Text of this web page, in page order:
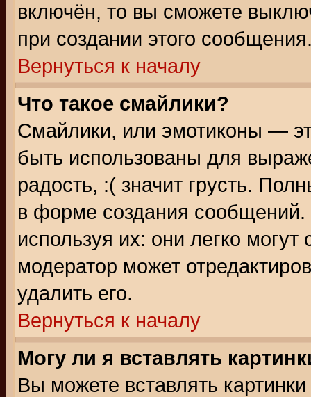
включён, то вы сможете
при создании этого
Вернуться к началу
Что такое смайлики?
Смайлики, или эмотиконы —
быть использованы для
радость, :( значит грусть.
в форме создания сообщений.
используя их: они легко
модератор может
удалить его.
Вернуться к началу
Могу ли я вставлять
Вы можете вставлять